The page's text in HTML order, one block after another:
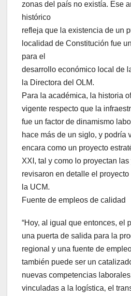
zonas del país no existía. Ese
histórico
refleja que la existencia de un
localidad de Constitución fue
para el
desarrollo económico local de
la Directora del OLM.
Para la académica, la historia
vigente respecto que la
fue un factor de dinamismo
hace más de un siglo, y podría
encara como un proyecto
XXI, tal y como lo proyectan
revisaron en detalle el
la UCM.
Fuente de empleos de calidad
“Hoy, al igual que entonces, el
una puerta de salida para la
regional y una fuente de
también puede ser un
nuevas competencias
vinculadas a la logística, el